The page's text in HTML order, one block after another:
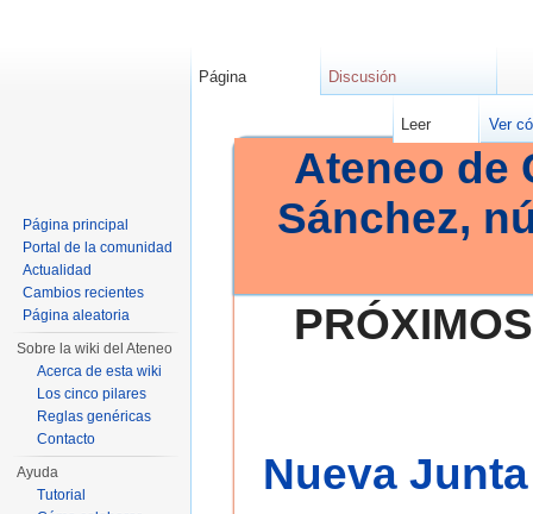
Ateneo de
Sánchez,
Nueva
Página Discusión
Leer Ver
Página principal
Portal de la comunidad
Actualidad
Cambios recientes
Página aleatoria
Sobre la wiki del Ateneo
Acerca de esta wiki
Los cinco pilares
Reglas genéricas
Contacto
Ayuda
Tutorial